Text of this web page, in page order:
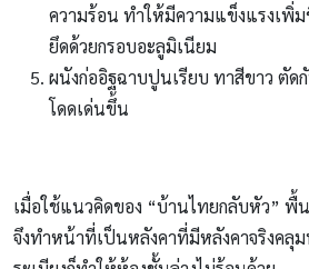
ความร้อน ทำให้มีความแข็งแรงเพิ่
ยึดด้วยกรอบอะลูมิเนียม
ผนังก่ออิฐฉาบปูนเรียบ ทาสีขาว ตัด
โดดเด่นขึ้น
เมื่อใช้แนวคิดของ “บ้านไทยกลับหัว” พื้
จึงทำหน้าที่เป็นหลังคาที่มีหลังคาจริงค